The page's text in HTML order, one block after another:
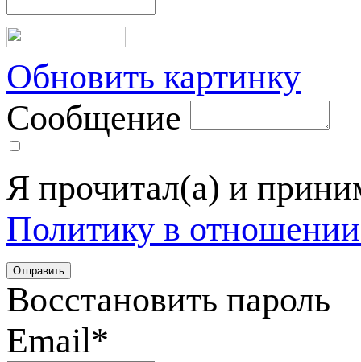
Обновить картинку
Сообщение
Я прочитал(а) и
Политику в
Восстановить пароль
Email*